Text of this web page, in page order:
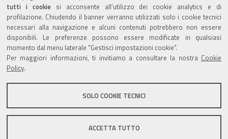
tutti i cookiesi acconsente all’utilizzo dei cookie analytics e di
profilazione. Chiudendo il banner verranno utilizzati solo i cookie tecnici
necessari alla navigazione e alcuni contenuti potrebbero non essere
disponibili. Le preferenze possono essere modificate in qualsiasi
momento dal menu laterale "Gestisci impostazioni cookie".
Per maggiori informazioni, ti invitiamo a consultare la nostra Cookie
Policy.
SOLO COOKIE TECNICI
ACCETTA TUTTO
Valuta questo sito
Sito istituzionale Comune di Zola Predosa